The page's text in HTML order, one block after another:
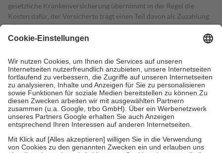
gesetzliche Krankenversicherung übernimmt in der Regel die
Kosten dafür, der Versicherte trägt einen Teil davon als Zuzahlung
mit.
Grundsätzlich leisten Mitglieder Zuzahlungen in Höhe von zehn
höchstens zehn Euro.
Es sind jedoch nie mehr als die tatsächlichen
Kosten der Leistung zu entrichten.
Diese Regeln gelten grundsätzlich auch für Online-Apotheken.
Bei Heilmitteln und häuslicher Krankenpflege beträgt die
Zuzahlung zehn Prozent der Kosten sowie zehn Euro je
Verordnung.
Um das Engagement der Versicherten für ihre eigene Gesundheit zu
stärken und die besondere Stellung der Familie zu unterstützen,
fallenkeine Zuzahlungenan bei:
• Kindern und Jugendlichen bis zum vollendeten 18. Lebensjahr